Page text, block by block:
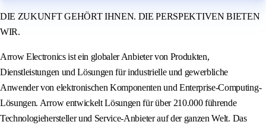
DIE ZUKUNFT GEHÖRT IHNEN. DIE PERSPEKTIVEN BIETEN
WIR.
Arrow Electronics ist ein globaler Anbieter von Produkten,
Dienstleistungen und Lösungen für industrielle und gewerbliche
Anwender von elektronischen Komponenten und Enterprise-Computing-
Lösungen. Arrow entwickelt Lösungen für über 210.000 führende
Technologiehersteller und Service-Anbieter auf der ganzen Welt. Das